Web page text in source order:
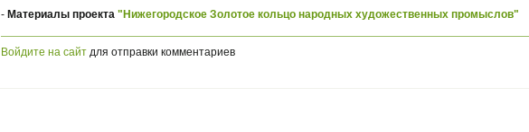
- Материалы проекта "Нижегородское Золотое кольцо народных художественных промыслов"
Войдите на сайт для отправки комментариев